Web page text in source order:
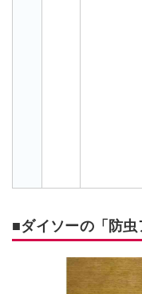
■ダイソーの「防